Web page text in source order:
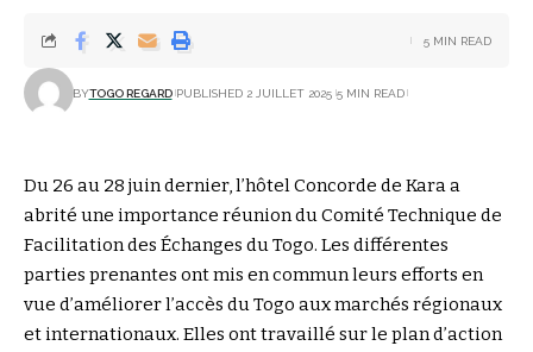
BYTOGO REGARD PUBLISHED 2 JUILLET 2025 5 MIN READ
5 MIN READ
Du 26 au 28 juin dernier, l’hôtel Concorde de Kara a
abrité une importance réunion du Comité Technique de
Facilitation des Échanges du Togo. Les différentes
parties prenantes ont mis en commun leurs efforts en
vue d’améliorer l’accès du Togo aux marchés régionaux
et internationaux. Elles ont travaillé sur le plan d’action